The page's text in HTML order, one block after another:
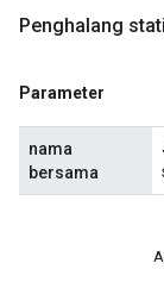
Penghalang
Parameter
nama
bersama